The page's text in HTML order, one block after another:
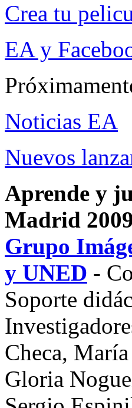
Crea tu
EA y
Noticias EA
Nuevos
Aprende y
Madrid
Grupo
y UNED -
Soporte
Checa,
Gloria